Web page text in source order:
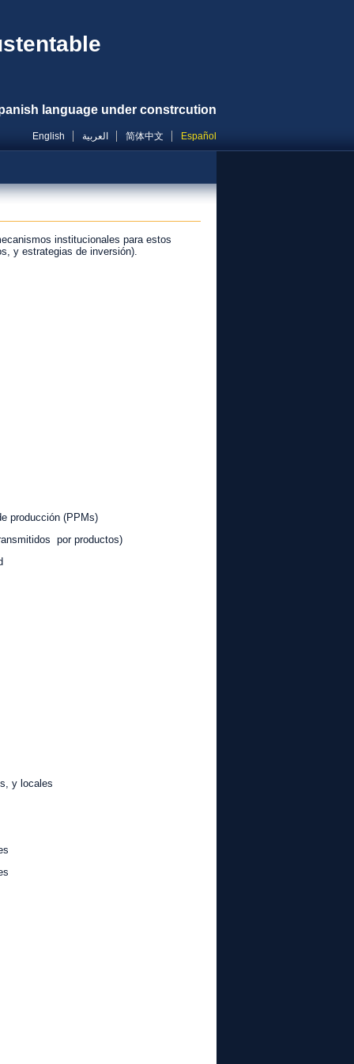
language under constrcution
English العربية 简体中文 Español
institucionales para estos
y estrategias de inversión).
(PPMs)
por productos)